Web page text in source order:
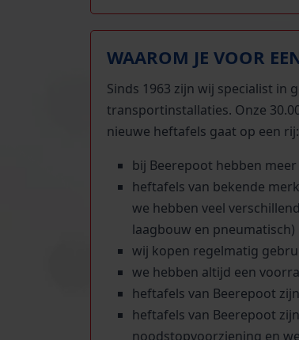
WAAROM JE VOOR
Sinds 1963 zijn wij specialist
transportinstallaties. Onze
nieuwe heftafels gaat op een rij:
bij Beerepoot hebben
heftafels van bekende
we hebben veel
laagbouw en pneumatisch)
wij kopen regelmatig
we hebben altijd een
heftafels van Beerepoot
heftafels van Beerepoot
noodstopvoorziening en